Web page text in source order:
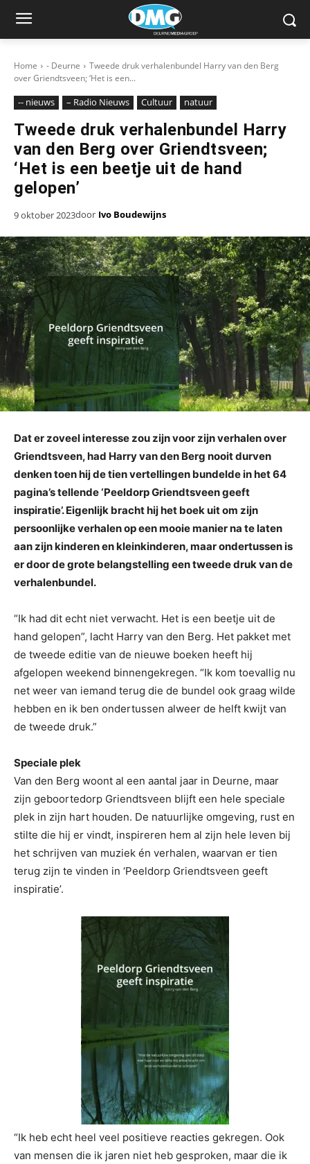
Home - Deurne
Tweede druk verhalenbundel Harry van den Berg
over Griendtsveen; ‘Het is een...
-- nieuws – Radio Nieuws Cultuur natuur
Tweede druk verhalenbundel Harry
van den Berg over Griendtsveen;
‘Het is een beetje uit de hand
gelopen’
9 oktober 2023door Ivo Boudewijns
Dat er zoveel interesse zou zijn voor zijn verhalen over
Griendtsveen, had Harry van den Berg nooit durven
denken toen hij de tien vertellingen bundelde in het 64
pagina’s tellende ‘Peeldorp Griendtsveen geeft
inspiratie’. Eigenlijk bracht hij het boek uit om zijn
persoonlijke verhalen op een mooie manier na te laten
aan zijn kinderen en kleinkinderen, maar ondertussen is
er door de grote belangstelling een tweede druk van de
verhalenbundel.
“Ik had dit echt niet verwacht. Het is een beetje uit de
hand gelopen”, lacht Harry van den Berg. Het pakket met
de tweede editie van de nieuwe boeken heeft hij
afgelopen weekend binnengekregen. “Ik kom toevallig nu
net weer van iemand terug die de bundel ook graag wilde
hebben en ik ben ondertussen alweer de helft kwijt van
de tweede druk.”
Speciale plek
Van den Berg woont al een aantal jaar in Deurne, maar
zijn geboortedorp Griendtsveen blijft een hele speciale
plek in zijn hart houden. De natuurlijke omgeving, rust en
stilte die hij er vindt, inspireren hem al zijn hele leven bij
het schrijven van muziek én verhalen, waarvan er tien
terug zijn te vinden in ‘Peeldorp Griendtsveen geeft
inspiratie’.
“Ik heb echt heel veel positieve reacties gekregen. Ook
van mensen die ik jaren niet heb gesproken, maar die ik